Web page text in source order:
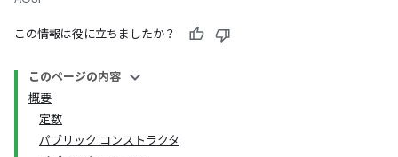
この情報は役に立ちましたか？
このページの内容
概要
定数
パブリック コンストラクタ